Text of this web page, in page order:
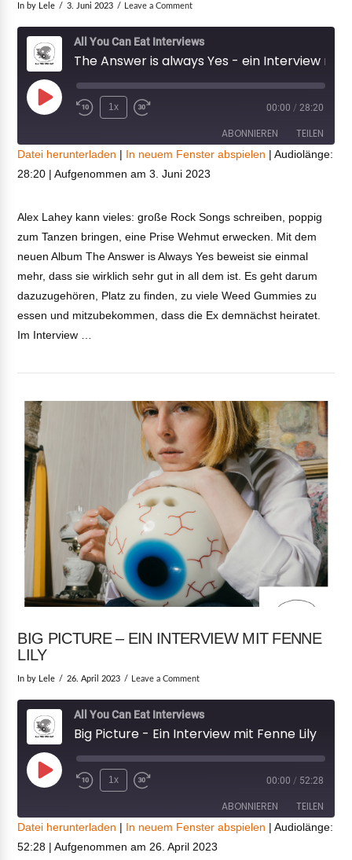
VIEW POST
In by Lele 3. Juni 2023 Leave a Comment
All You Can Eat Interviews
Play
1x 00:00 / 28:20
ABONNIEREN TEILEN
TEILEN
LINK
Datei herunterladen | In neuem Fenster abspielen |Audiolänge:
28:20 |Aufgenommen am 3. Juni 2023
Alex Lahey kann vieles: große Rock Songs schreiben, poppig
zum Tanzen bringen, eine Prise Wehmut erwecken. Mit dem
neuen Album The Answer is Always Yes beweist sie einmal
mehr, dass sie wirklich sehr gut in all dem ist. Es geht darum
dazuzugehören, Platz zu finden, zu viele Weed Gummies zu
essen und mitzubekommen, dass die Ex demnächst heiratet.
Im Interview …
BIG PICTURE – EIN INTERVIEW MIT FENNE
LILY
In by Lele 26. April 2023 Leave a Comment
All You Can Eat Interviews
Big Picture - Ein Interview mit Fenne Lily
Play
1x 00:00 / 52:28
ABONNIEREN TEILEN
TEILEN
Datei herunterladen | In neuem Fenster abspielen |Audiolänge:
52:28 |Aufgenommen am 26. April 2023